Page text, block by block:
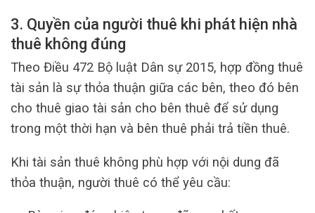
3. Quyền của người thuê khi phát hiện nhà
thuê không đúng
Theo Điều 472 Bộ luật Dân sự 2015, hợp đồng thuê
tài sản là sự thỏa thuận giữa các bên, theo đó bên
cho thuê giao tài sản cho bên thuê để sử dụng
trong một thời hạn và bên thuê phải trả tiền thuê.
Khi tài sản thuê không phù hợp với nội dung đã
thỏa thuận, người thuê có thể yêu cầu: